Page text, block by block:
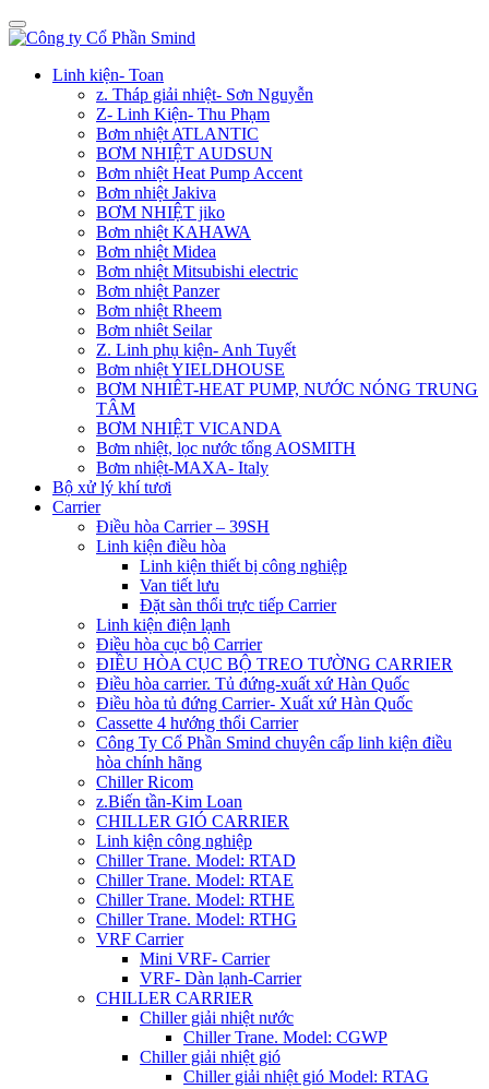
Linh kiện- Toan
z. Tháp giải nhiệt- Sơn Nguyễn
Z- Linh Kiện- Thu Phạm
Bơm nhiệt ATLANTIC
BƠM NHIỆT AUDSUN
Bơm nhiệt Heat Pump Accent
Bơm nhiệt Jakiva
BƠM NHIỆT jiko
Bơm nhiệt KAHAWA
Bơm nhiệt Midea
Bơm nhiệt Mitsubishi electric
Bơm nhiệt Panzer
Bơm nhiệt Rheem
Bơm nhiêt Seilar
Z. Linh phụ kiện- Anh Tuyết
Bơm nhiệt YIELDHOUSE
BƠM NHIÊT-HEAT PUMP, NƯỚC NÓNG TRUNG
TÂM
BƠM NHIỆT VICANDA
Bơm nhiệt, lọc nước tổng AOSMITH
Bơm nhiệt-MAXA- Italy
Bộ xử lý khí tươi
Carrier
Điều hòa Carrier – 39SH
Linh kiện điều hòa
Linh kiện thiết bị công nghiệp
Van tiết lưu
Đặt sàn thổi trực tiếp Carrier
Linh kiện điện lạnh
Điều hòa cục bộ Carrier
ĐIỀU HÒA CỤC BỘ TREO TƯỜNG CARRIER
Điều hòa carrier. Tủ đứng-xuất xứ Hàn Quốc
Điều hòa tủ đứng Carrier- Xuất xứ Hàn Quốc
Cassette 4 hướng thổi Carrier
Công Ty Cổ Phần Smind chuyên cấp linh kiện điều
hòa chính hãng
Chiller Ricom
z.Biến tần-Kim Loan
CHILLER GIÓ CARRIER
Linh kiện công nghiệp
Chiller Trane. Model: RTAD
Chiller Trane. Model: RTAE
Chiller Trane. Model: RTHE
Chiller Trane. Model: RTHG
VRF Carrier
Mini VRF- Carrier
VRF- Dàn lạnh-Carrier
CHILLER CARRIER
Chiller giải nhiệt nước
Chiller Trane. Model: CGWP
Chiller giải nhiệt gió
Chiller giải nhiệt gió Model: RTAG